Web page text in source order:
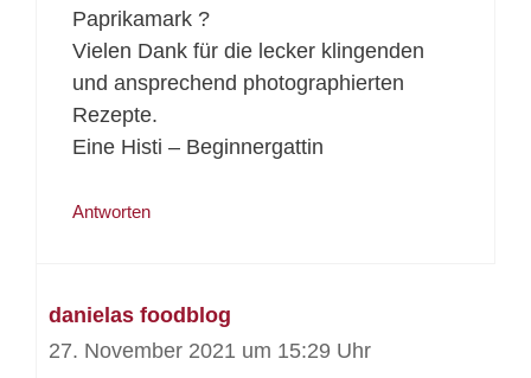
Paprikamark ?
Vielen Dank für die lecker klingenden
und ansprechend photographierten
Rezepte.
Eine Histi – Beginnergattin
Antworten
danielas foodblog
27. November 2021 um 15:29 Uhr